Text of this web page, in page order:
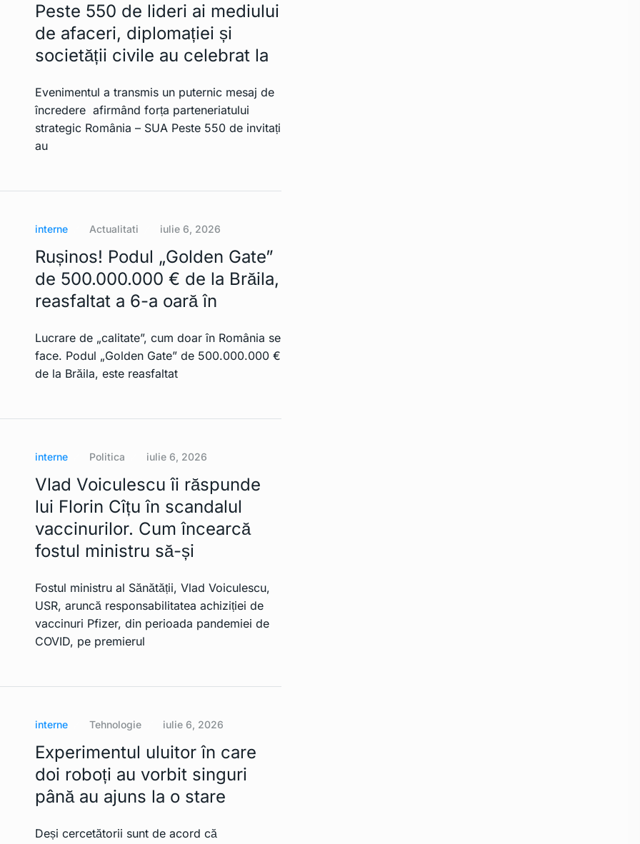
Peste 550 de lideri ai mediului
de afaceri, diplomației și
societății civile au celebrat la
Evenimentul a transmis un puternic mesaj de
încredere afirmând forța parteneriatului
strategic România – SUA Peste 550 de invitați
au
interne Actualitati iulie 6, 2026
Rușinos! Podul „Golden Gate”
de 500.000.000 € de la Brăila,
reasfaltat a 6-a oară în
Lucrare de „calitate”, cum doar în România se
face. Podul „Golden Gate” de 500.000.000 €
de la Brăila, este reasfaltat
interne Politica iulie 6, 2026
Vlad Voiculescu îi răspunde
lui Florin Cîțu în scandalul
vaccinurilor. Cum încearcă
fostul ministru să-și
Fostul ministru al Sănătății, Vlad Voiculescu,
USR, aruncă responsabilitatea achiziției de
vaccinuri Pfizer, din perioada pandemiei de
COVID, pe premierul
interne Tehnologie iulie 6, 2026
Experimentul uluitor în care
doi roboți au vorbit singuri
până au ajuns la o stare
Deși cercetătorii sunt de acord că